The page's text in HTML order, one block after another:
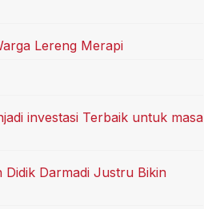
Lereng Merapi
investasi Terbaik untuk masa
Darmadi Justru Bikin